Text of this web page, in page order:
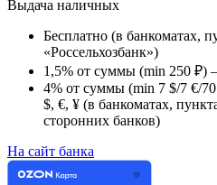
Выдача наличных
Бесплатно (в банкоматах,
«Россельхозбанк»)
1,5% от суммы (min 250 ₽)
4% от суммы (min 7 $/7 €/
$, €, ¥ (в банкоматах,
сторонних банков)
На сайт банка